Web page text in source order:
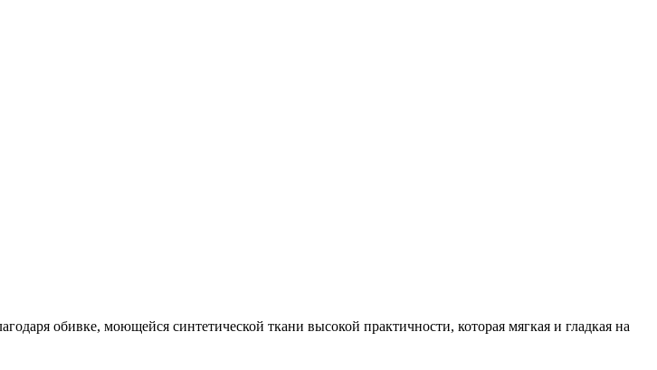
обивке, моющейся синтетической ткани высокой практичности, которая мягкая и гладкая на